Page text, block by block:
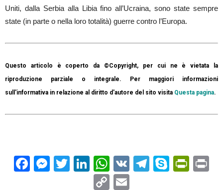
Uniti, dalla Serbia alla Libia fino all’Ucraina, sono state sempre
state (in parte o nella loro totalità) guerre contro l’Europa.
Questo articolo è coperto da ©Copyright, per cui ne è vietata la
riproduzione parziale o integrale. Per maggiori informazioni
sull'informativa in relazione al diritto d'autore del sito visita Questa pagina.
Facebook
Messenger
TwitterLinkedIn
WhatsApp
VK Telegram
Skype
Copy